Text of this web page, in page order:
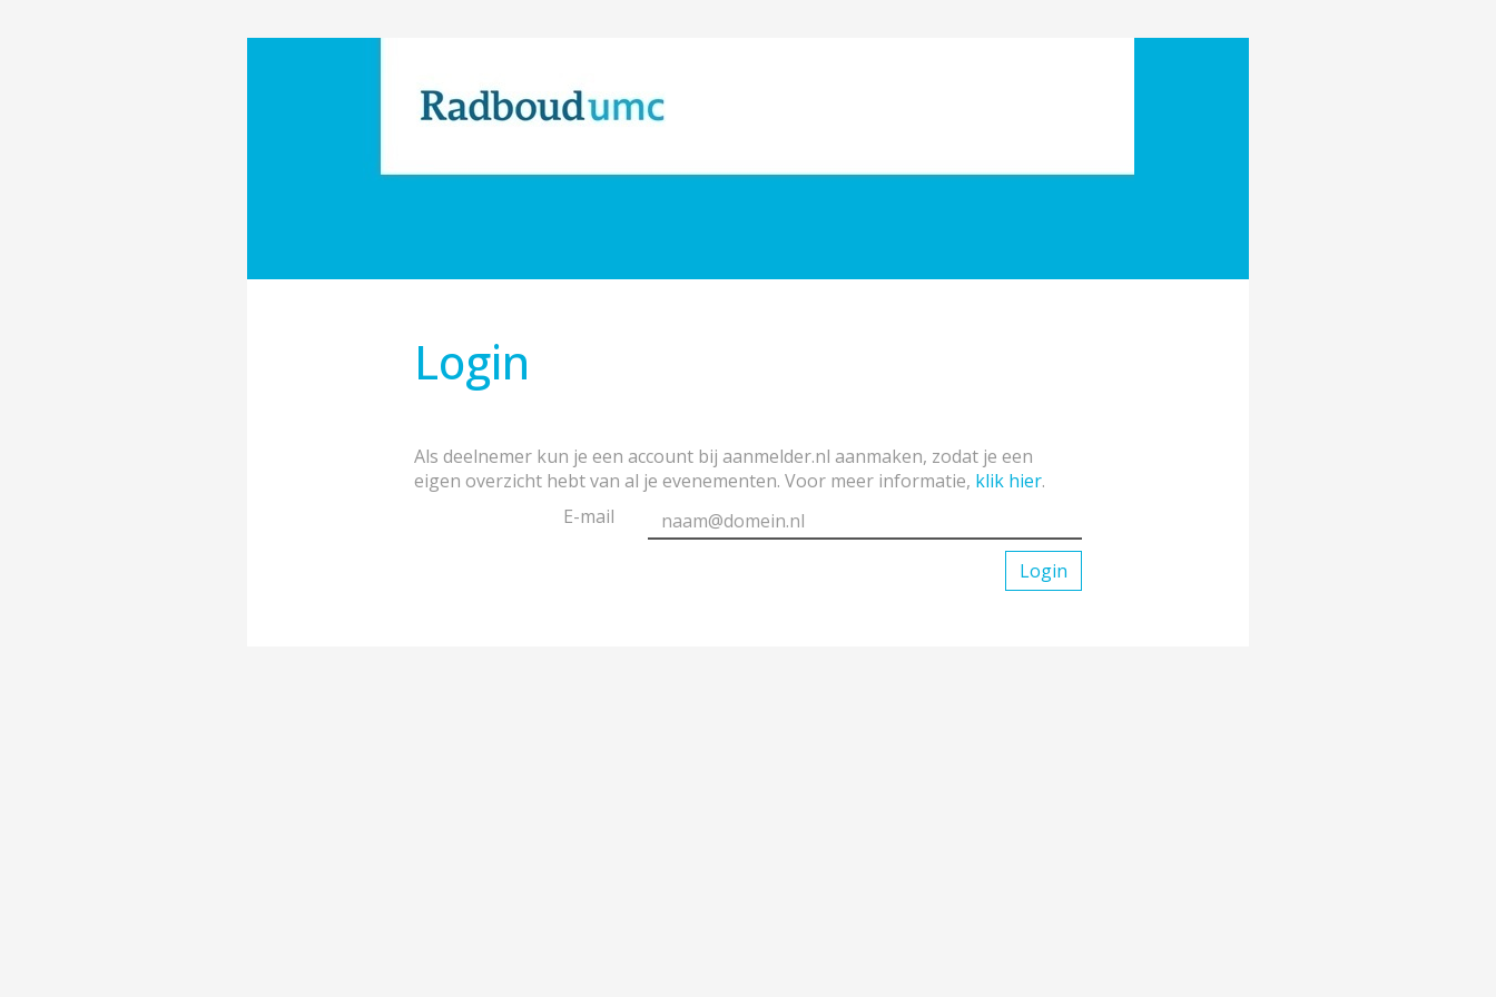
Login
Als deelnemer kun je een account bij aanmelder.nl aanmaken, zodat je een
eigen overzicht hebt van al je evenementen. Voor meer informatie, klik hier.
E-mail
Login